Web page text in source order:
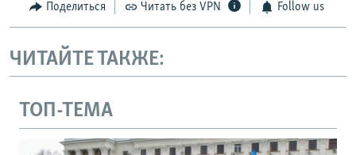
Поделиться Читать без VPN Follow us
ЧИТАЙТЕ ТАКЖЕ:
ТОП-ТЕМА